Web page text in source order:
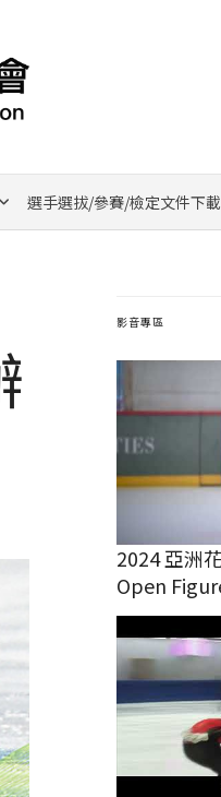
選手選拔/參賽/檢定文件下載
影音專區
2024 亞洲
Open